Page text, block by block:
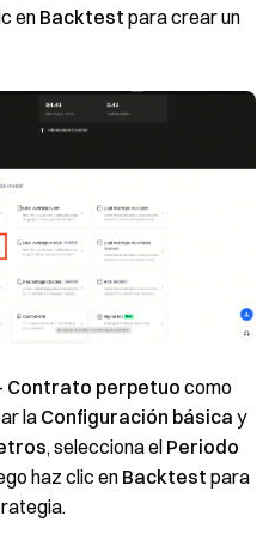
enBacktest para crear un
Contrato perpetuo como
la Configuración básica y
, selecciona el Periodo
haz clic en Backtest para